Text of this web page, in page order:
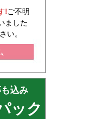
!ご不明
ました
い。
込み
ック